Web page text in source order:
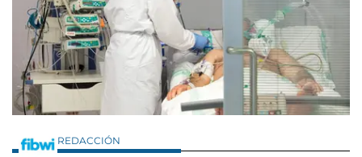
REDACCIÓN